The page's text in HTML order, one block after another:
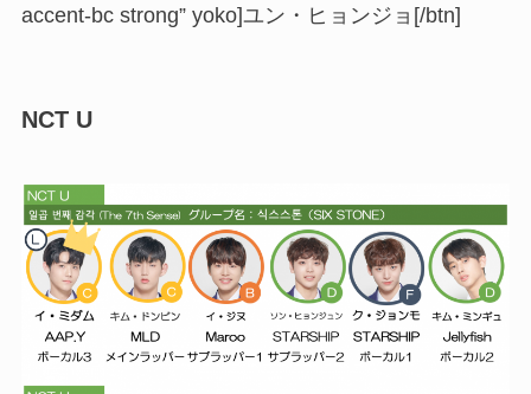
accent-bc strong” yoko]ユン・ヒョンジョ[/btn]
NCT U